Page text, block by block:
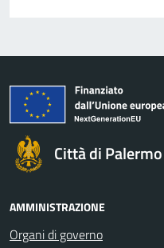
Città di Palermo
AMMINISTRAZIONE
Organi di governo